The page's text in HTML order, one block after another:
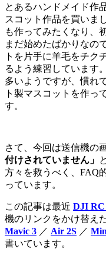
とあるハンドメイド作
スコット作品を買いま
も作ってみたくなり、
まだ始めたばかりなの
トを片手に羊毛をチク
るよう練習しています
多いようですが、慣れ
ト製マスコットを作っ
す。
さて、今回は送信機の
付けされていません」
方々を救うべく、FAQ
っています。
この記事は最近 DJI RC
機のリンクをかけ替え
Mavic 3 ／ Air 2S ／
書いています。